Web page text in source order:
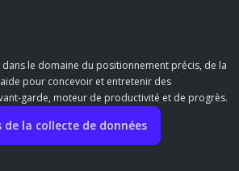
le domaine du positionnement précis, de la
pour concevoir et entretenir des
garde, moteur de productivité et de progrès.
la collecte de données